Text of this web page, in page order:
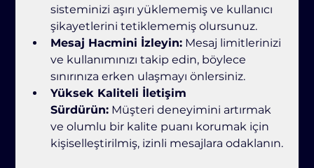
sisteminizi aşırı yüklememiş ve kullanıcı
şikayetlerini tetiklememiş olursunuz.
Mesaj Hacmini İzleyin: Mesaj limitlerinizi
ve kullanımınızı takip edin, böylece
sınırınıza erken ulaşmayı önlersiniz.
Yüksek Kaliteli İletişim
Sürdürün: Müşteri deneyimini artırmak
ve olumlu bir kalite puanı korumak için
kişiselleştirilmiş, izinli mesajlara odaklanın.